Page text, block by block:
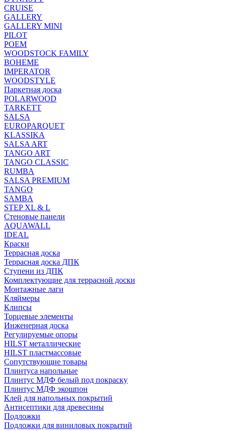
CRUISE
GALLERY
GALLERY MINI
PILOT
POEM
WOODSTOCK FAMILY
BOHEME
IMPERATOR
WOODSTYLE
Паркетная доска
POLARWOOD
TARKETT
SALSA
EUROPARQUET
KLASSIKA
SALSA ART
TANGO ART
TANGO CLASSIC
RUMBA
SALSA PREMIUM
TANGO
SAMBA
STEP XL & L
Стеновые панели
AQUAWALL
IDEAL
Краски
Террасная доска
Террасная доска ДПК
Ступени из ДПК
Комплектующие для террасной доски
Монтажные лаги
Кляймеры
Клипсы
Торцевые элементы
Инженерная доска
Регулируемые опоры
HILST металлические
HILST пластмассовые
Сопутствующие товары
Плинтуса напольные
Плинтус МДФ белый под покраску
Плинтус МДФ экошпон
Клей для напольных покрытий
Антисептики для древесины
Подложки
Подложки для виниловых покрытий